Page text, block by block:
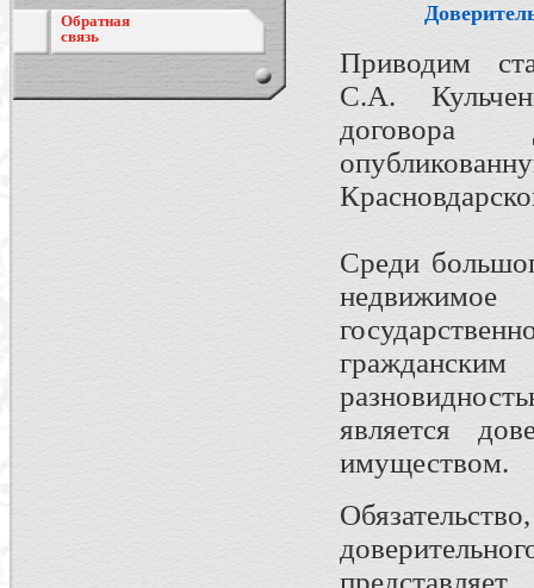
Обратная
связь
Приводим
С.А.
договора
Среди
является
имуществом.